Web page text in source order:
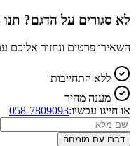
לא סגורים על הדגם? תנו
השאירו פרטים ונחזור אליכם
ללא התחייבות
מענה מהיר
או חייגו עכשיו:058-7809093
דברו עם מומחה